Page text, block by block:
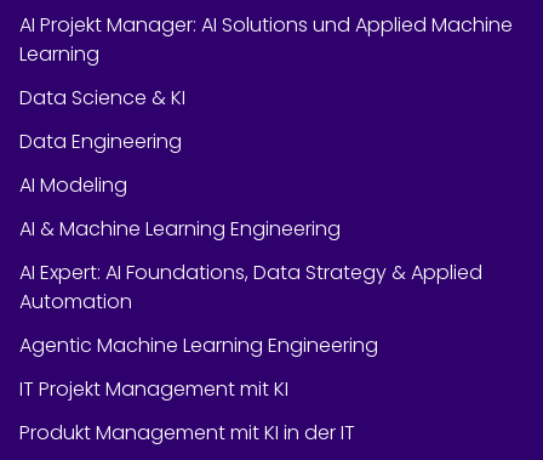
AI Projekt Manager: AI Solutions und Applied Machine
Learning
Data Science & KI
Data Engineering
AI Modeling
AI & Machine Learning Engineering
AI Expert: AI Foundations, Data Strategy & Applied
Automation
Agentic Machine Learning Engineering
IT Projekt Management mit KI
Produkt Management mit KI in der IT